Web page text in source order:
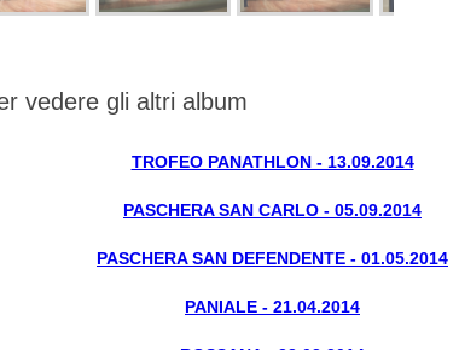
vedere gli altri album
TROFEO PANATHLON - 13.09.2014
PASCHERA SAN CARLO - 05.09.2014
PASCHERA SAN DEFENDENTE - 01.05.2014
PANIALE - 21.04.2014